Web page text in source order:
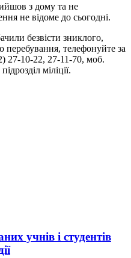
з дому та не
не відоме до сьогодні.
безвісти зниклого,
перебування, телефонуйте за
27-10-22, 27-11-70, моб.
міліції.
учнів і студентів